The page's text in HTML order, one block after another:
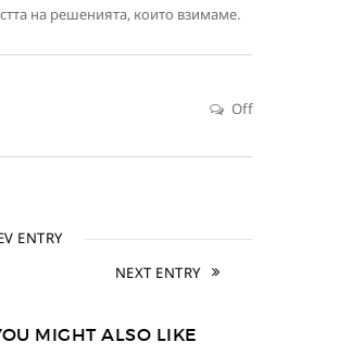
на решенията, които взимаме.
Off
ENTRY
NEXT ENTRY
MIGHT ALSO LIKE